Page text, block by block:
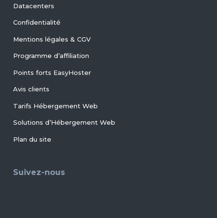
Datacenters
Confidentialité
Mentions légales & CGV
Programme d’affiliation
Points forts EasyHoster
Avis clients
Tarifs Hébergement Web
Solutions d’Hébergement Web
Plan du site
Suivez-nous